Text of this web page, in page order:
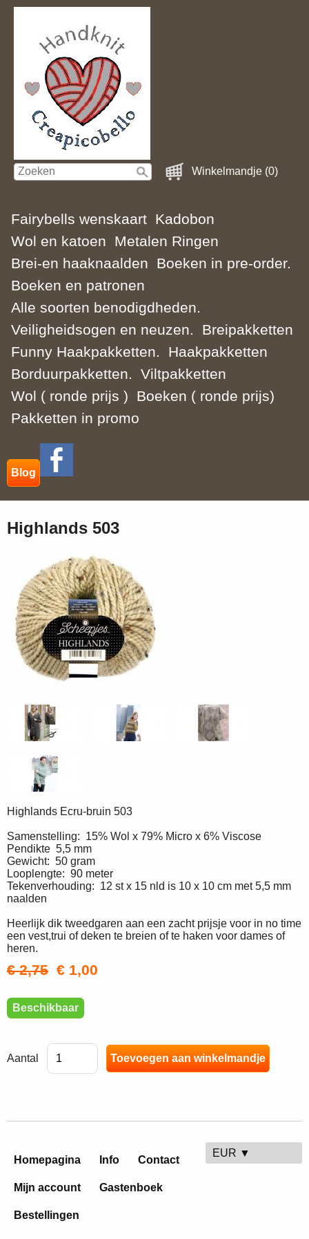
Winkelmandje (0)
Fairybells wenskaart Kadobon
Wol en katoen
Metalen Ringen
Brei-en haaknaalden
Boeken in pre-order.
Boeken en patronen
Alle soorten benodigdheden.
Veiligheidsogen en neuzen.
Breipakketten
Funny Haakpakketten.
Haakpakketten
Borduurpakketten.
Viltpakketten
Wol ( ronde prijs )
Boeken ( ronde prijs)
Pakketten in promo
Blog
Highlands 503
Highlands Ecru-bruin 503
Samenstelling: 15% Wol x 79% Micro x 6% Viscose
Pendikte 5,5 mm
Gewicht: 50 gram
Looplengte: 90 meter
Tekenverhouding: 12 st x 15 nld is 10 x 10 cm met 5,5 mm
naalden
Heerlijk dik tweedgaren aan een zacht prijsje voor in no time
een vest,trui of deken te breien of te haken voor dames of
heren.
€ 2,75 € 1,00
Beschikbaar
Aantal
Homepagina Info Contact
Mijn account Gastenboek
Bestellingen
EUR ▼